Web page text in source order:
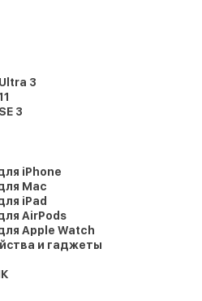
3
3
iPhone
Mac
iPad
AirPods
Apple Watch
и гаджеты